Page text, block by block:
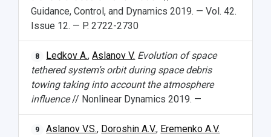
Guidance, Control, and Dynamics 2019. — Vol. 42.
Issue 12. — P. 2722-2730
8 Ledkov A.,Aslanov V. Evolution of space
tethered system’s orbit during space debris
towing taking into account the atmosphere
influence// Nonlinear Dynamics 2019. —
9 Aslanov V.S., Doroshin A.V., Eremenko A.V.